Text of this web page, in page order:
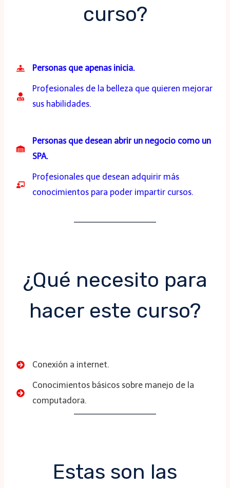
curso?
Personas que apenas inicia.
Profesionales de la belleza que quieren mejorar
sus habilidades.
Personas que desean abrir un negocio como un
SPA.
Profesionales que desean adquirir más
conocimientos para poder impartir cursos.
¿Qué necesito para
hacer este curso?
Conexión a internet.
Conocimientos básicos sobre manejo de la
computadora.
Estas son las